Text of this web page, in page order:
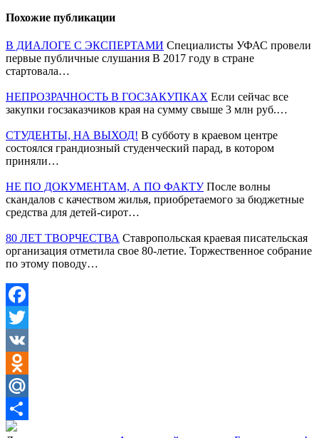
Похожие публикации
В ДИАЛОГЕ С ЭКСПЕРТАМИ Специалисты УФАС провели
первые публичные слушания В 2017 году в стране
стартовала…
НЕПРОЗРАЧНОСТЬ В ГОСЗАКУПКАХ Если сейчас все
закупки госзаказчиков края на сумму свыше 3 млн руб.…
СТУДЕНТЫ, НА ВЫХОД! В субботу в краевом центре
состоялся грандиозный студенческий парад, в котором
приняли…
НЕ ПО ДОКУМЕНТАМ, А ПО ФАКТУ После волны
скандалов с качеством жилья, приобретаемого за бюджетные
средства для детей-сирот…
80 ЛЕТ ТВОРЧЕСТВА Ставропольская краевая писательская
организация отметила свое 80-летие. Торжественное собрание
по этому поводу…
Facebook
Twitter
VK
Odnoklassniki
Mail.Ru
Отправить